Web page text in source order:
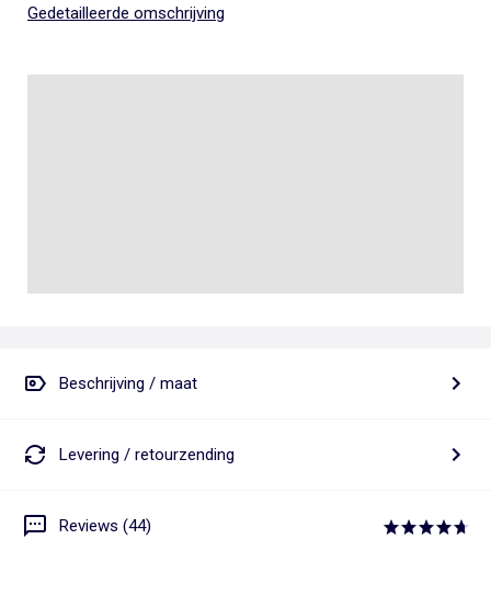
Gedetailleerde omschrijving
Beschrijving / maat
Levering / retourzending
Reviews (44)